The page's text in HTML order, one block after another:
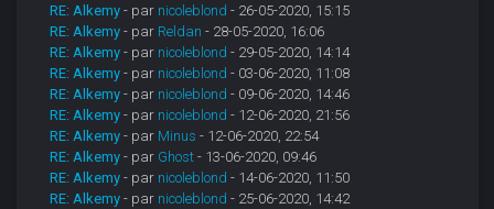
RE: Alkemy - par nicoleblond - 26-05-2020, 15:15
RE: Alkemy - par Reldan - 28-05-2020, 16:06
RE: Alkemy - par nicoleblond - 29-05-2020, 14:14
RE: Alkemy - par nicoleblond - 03-06-2020, 11:08
RE: Alkemy - par nicoleblond - 09-06-2020, 14:46
RE: Alkemy - par nicoleblond - 12-06-2020, 21:56
RE: Alkemy - par Minus - 12-06-2020, 22:54
RE: Alkemy - par Ghost - 13-06-2020, 09:46
RE: Alkemy - par nicoleblond - 14-06-2020, 11:50
RE: Alkemy - par nicoleblond - 25-06-2020, 14:42